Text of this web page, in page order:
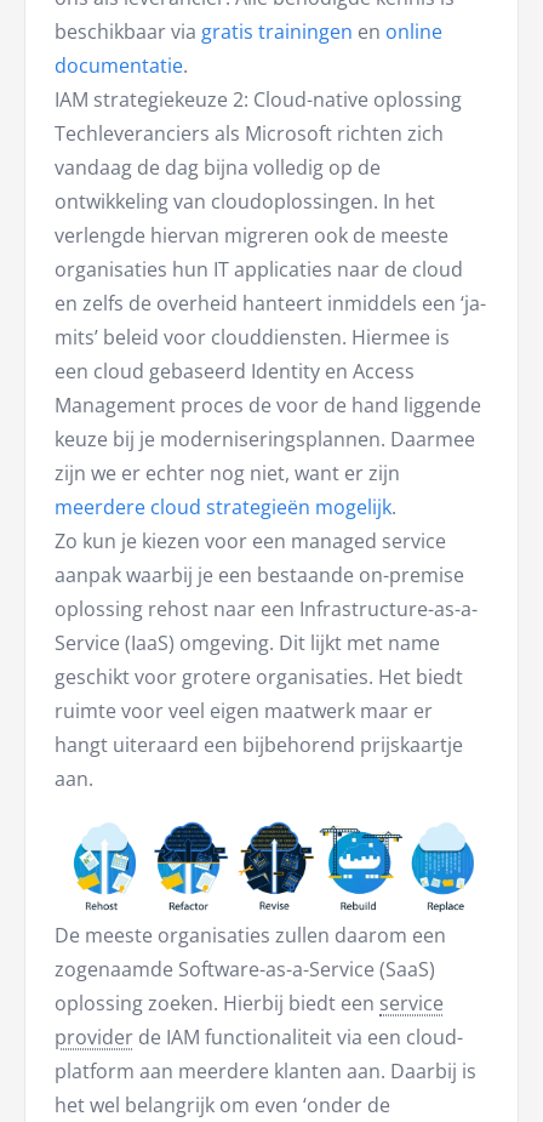
beschikbaar via gratis trainingen en online
documentatie.
IAM strategiekeuze 2: Cloud-native oplossing
Techleveranciers als Microsoft richten zich
vandaag de dag bijna volledig op de
ontwikkeling van cloudoplossingen. In het
verlengde hiervan migreren ook de meeste
organisaties hun IT applicaties naar de cloud
en zelfs de overheid hanteert inmiddels een ‘ja-
mits’ beleid voor clouddiensten. Hiermee is
een cloud gebaseerd Identity en Access
Management proces de voor de hand liggende
keuze bij je moderniseringsplannen. Daarmee
zijn we er echter nog niet, want er zijn
meerdere cloud strategieën mogelijk.
Zo kun je kiezen voor een managed service
aanpak waarbij je een bestaande on-premise
oplossing rehost naar een Infrastructure-as-a-
Service (IaaS) omgeving. Dit lijkt met name
geschikt voor grotere organisaties. Het biedt
ruimte voor veel eigen maatwerk maar er
hangt uiteraard een bijbehorend prijskaartje
aan.
De meeste organisaties zullen daarom een
zogenaamde Software-as-a-Service (SaaS)
oplossing zoeken. Hierbij biedt een service
provider de IAM functionaliteit via een cloud-
platform aan meerdere klanten aan. Daarbij is
het wel belangrijk om even ‘onder de